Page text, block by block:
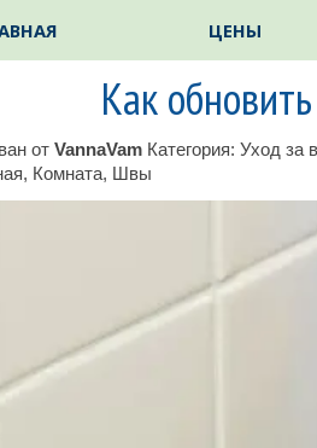
ЦЕНЫ
Как
от VannaVam Категория: Уход за
, Комната, Швы